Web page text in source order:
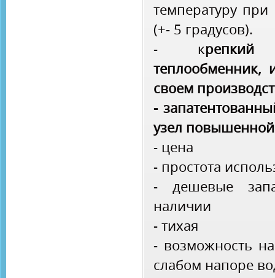
температуру
(+- 5 градусов).
- к
теплообменник,
своем
-
узел
- цена
- простота
- дешевые
наличии
- тихая
- возможность
слабом напоре